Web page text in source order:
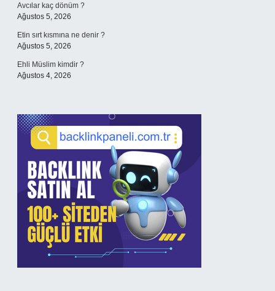
Avcılar kaç dönüm ?
Ağustos 5, 2026
Etin sırt kısmına ne denir ?
Ağustos 5, 2026
Ehli Müslim kimdir ?
Ağustos 4, 2026